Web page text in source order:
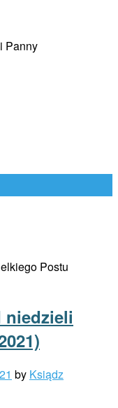
Panny
niedzieli
by Ksiądz